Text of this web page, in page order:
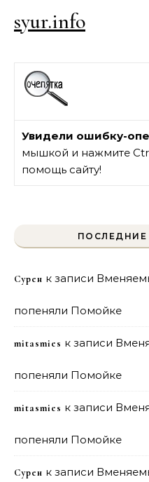
syur.info
Увидели ошибку-
мышкой и нажмите
помощь сайту!
Сурен к записи
попеняли Помойке
mitasmies к записи
попеняли Помойке
mitasmies к записи
попеняли Помойке
Сурен к записи